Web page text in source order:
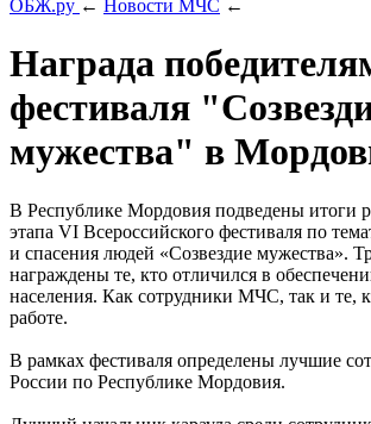
ОБЖ.ру ← Новости МЧС ←
Награда
фестиваля
мужества" в
В Республике Мордовия подведены итоги
этапа VI Всероссийского фестиваля по
и спасения людей «Созвездие мужества».
награждены те, кто отличился в
населения. Как сотрудники МЧС, так и те,
работе.
В рамках фестиваля определены лучшие
России по Республике Мордовия.